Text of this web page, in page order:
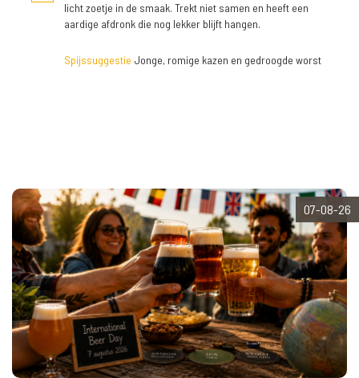
licht zoetje in de smaak. Trekt niet samen en heeft een
aardige afdronk die nog lekker blijft hangen.
Spijssuggestie Jonge, romige kazen en gedroogde worst
07-08-26